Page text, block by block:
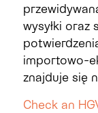
wysyłki oraz
importowo-
znajduje się
Check an